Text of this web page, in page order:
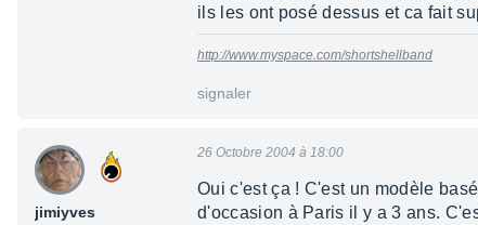
ils les ont posé dessus et ca fait
http://www.myspace.com/shortshellband
signaler
jimiyves
26 Octobre 2004 à 18:00
Oui c'est ça ! C'est un modèle
d'occasion à Paris il y a 3 ans.